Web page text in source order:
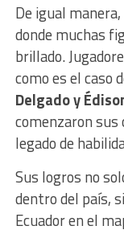
De igual
donde muchas
brillado.
como es el caso
Delgado y
comenzaron sus
legado de
Sus logros no
dentro del país,
Ecuador en el